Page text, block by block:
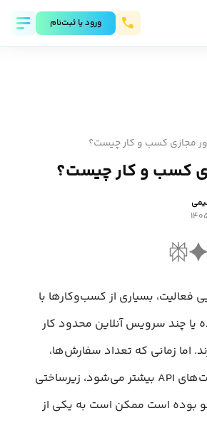
ورود يا ثبت‌نام
مجازی کسب و کار چیست؟
کسب و کار چیست؟
فعالیت، بسیاری از کسب‌وکارها با
چند سرویس آنلاین محدود کار
اما زمانی که تعداد سفارش‌ها،
کاربران یا درخواست‌های API بیشتر می‌شود، زیرساختی
بوده است ممکن است به یکی از